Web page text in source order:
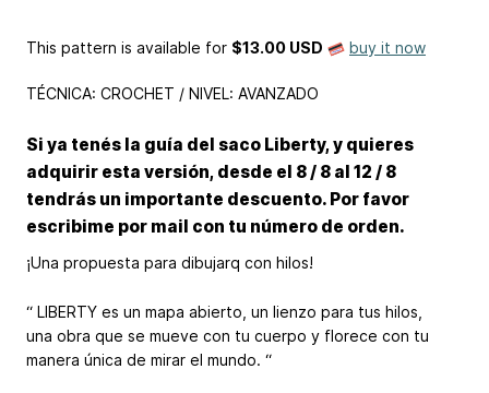
This pattern is available for $13.00 USD buy it now
TÉCNICA: CROCHET / NIVEL: AVANZADO
Si ya tenés la guía del saco Liberty, y quieres
adquirir esta versión, desde el 8 / 8 al 12 / 8
tendrás un importante descuento. Por favor
escribime por mail con tu número de orden.
¡Una propuesta para dibujarq con hilos!
“ LIBERTY es un mapa abierto, un lienzo para tus hilos,
una obra que se mueve con tu cuerpo y florece con tu
manera única de mirar el mundo. “